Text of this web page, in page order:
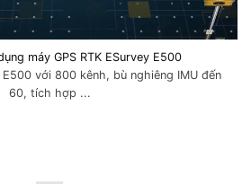
máy GPS RTK ESurvey E500
E500 với 800 kênh, bù nghiêng IMU đến
60, tích hợp ...